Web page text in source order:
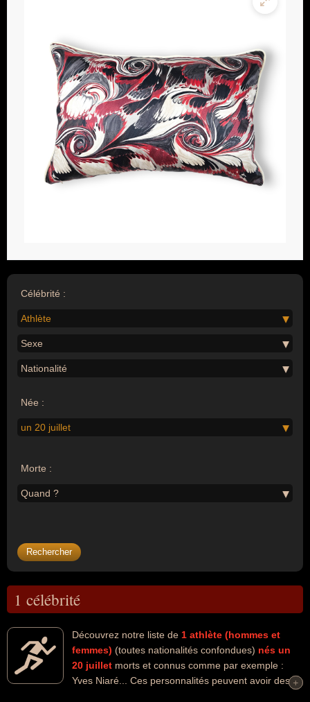
Célébrité :
Athlète
Sexe
Nationalité
Née :
un 20 juillet
Morte :
Quand ?
1 célébrité
Découvrez notre liste de 1 athlète (hommes et
femmes) (toutes nationalités confondues) nés un
20 juillet morts et connus comme par exemple :
Yves Niaré... Ces personnalités peuvent avoir des +
+